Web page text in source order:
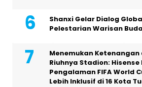
Shanxi Gelar Dialog
Pelestarian Warisan
Menemukan Ketenangan
Riuhnya Stadion:
Pengalaman FIFA World
Lebih Inklusif di 16 Kota